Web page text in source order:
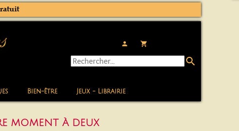
Bien-être Jeux - Librairie
person local_grocery_store
search
MOMENT À DEUX